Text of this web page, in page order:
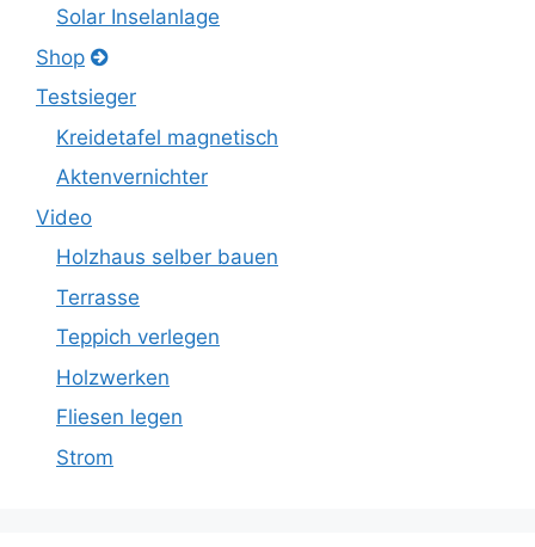
Solar Inselanlage
Shop
Testsieger
Kreidetafel magnetisch
Aktenvernichter
Video
Holzhaus selber bauen
Terrasse
Teppich verlegen
Holzwerken
Fliesen legen
Strom